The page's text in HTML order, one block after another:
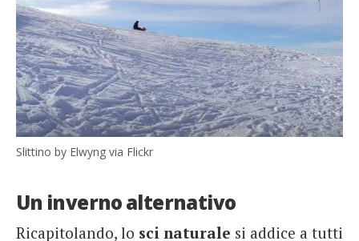
Slittino by Elwyng via Flickr
Un inverno alternativo
Ricapitolando, lo sci naturale si addice a tutti